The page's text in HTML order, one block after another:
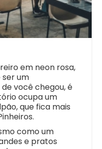
em neon rosa,
um
você chegou, é
ocupa um
que fica mais
como um
e pratos